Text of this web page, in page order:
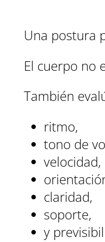
Una postura
El cuerpo no
También
ritmo,
tono de
velocidad,
claridad,
soporte,
y